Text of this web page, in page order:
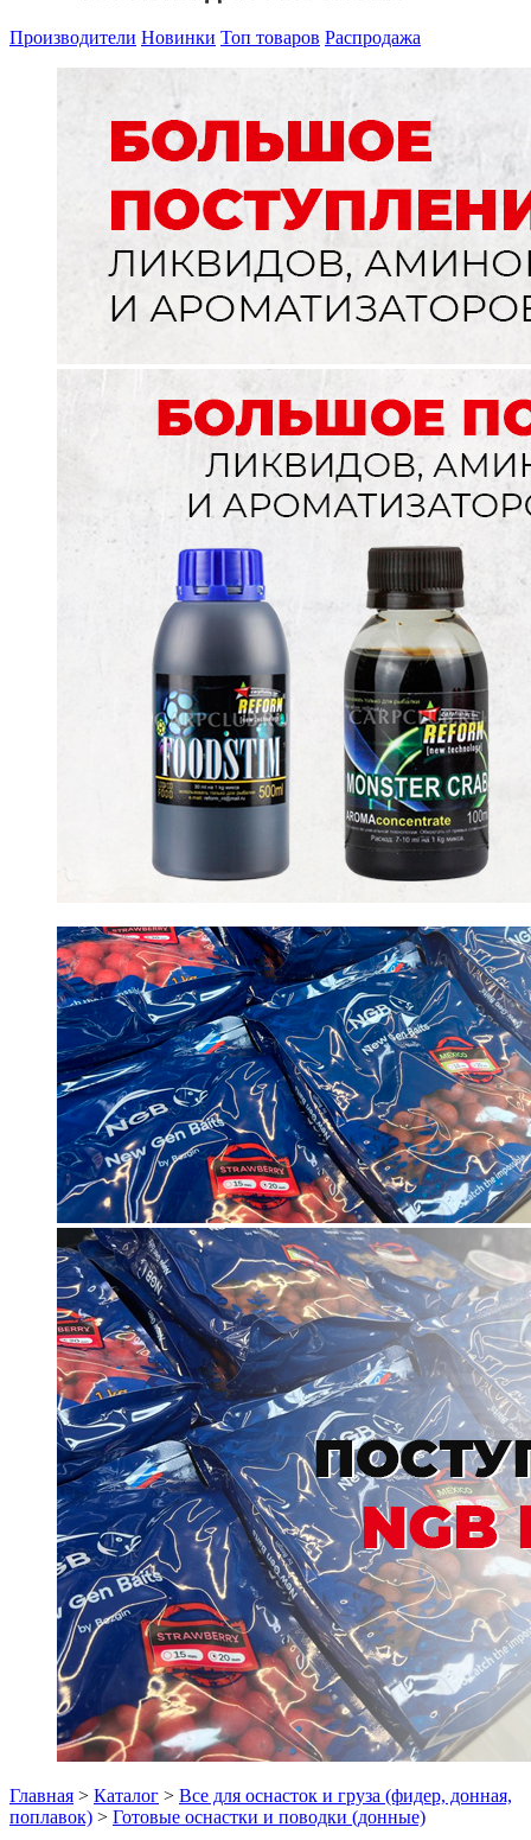
Производители Новинки Топ товаров Распродажа
Главная > Каталог > Все для оснасток и груза (фидер, донная,
поплавок) > Готовые оснастки и поводки (донные)